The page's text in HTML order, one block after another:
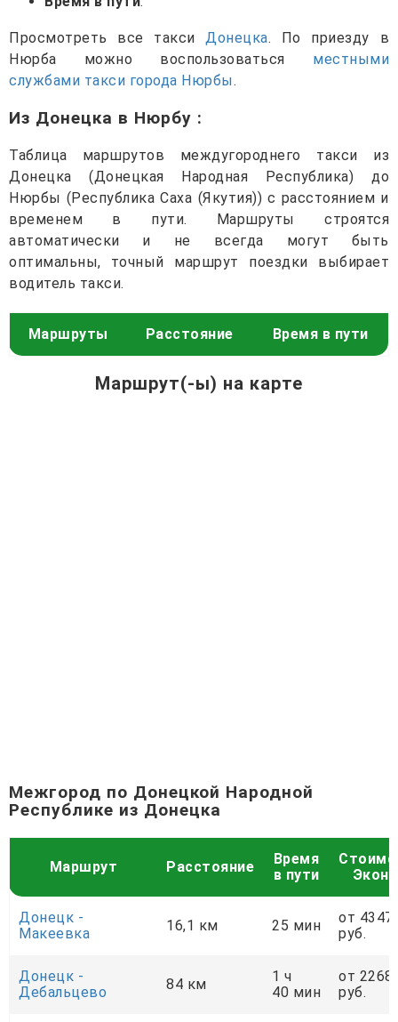
Просмотреть все таксиДонецка. По приезду в
Нюрба можно воспользоваться местными
службами такси города Нюрбы.
Из Донецка в Нюрбу :
Таблица маршрутов междугороднего такси из
Донецка (Донецкая Народная Республика) до
Нюрбы (Республика Саха (Якутия)) с расстоянием и
временем в пути. Маршруты строятся
автоматически и не всегда могут быть
оптимальны, точный маршрут поездки выбирает
водитель такси.
Маршруты Расстояние Время в пути
Маршрут(-ы) на карте
Межгород по Донецкой Народной
Республике из Донецка
Маршрут Расстояние
Время
в пути
Донецк -
Макеевка
16,1 км 25 мин
от 4347
руб.
Донецк -
Дебальцево
84 км
1 ч
40 мин
от 2268
руб.